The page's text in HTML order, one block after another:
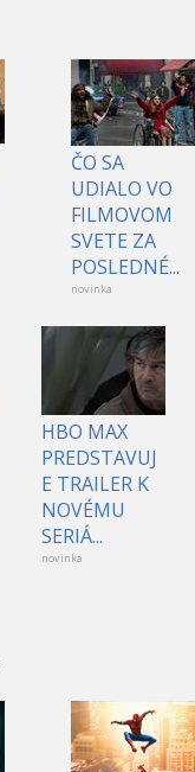
ČO SA
UDIALO VO
FILMOVOM
SVETE ZA
POSLEDNÉ...
novinka
HBO MAX
PREDSTAVUJ
E TRAILER K
NOVÉMU
SERIÁ...
novinka